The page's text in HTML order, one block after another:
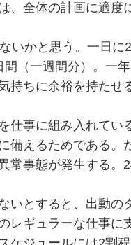
、全体の計画に適度
いかと思う。一日に
（一週間分）。一
持ちに余裕を持たせ
事に組み入れてい
備えるためである。
常事態が発生する。
とすると、出動の
レギュラーな仕事に